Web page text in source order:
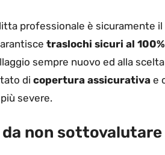
professionale è sicuramente
traslochi sicuri al
sempre nuovo ed alla
di copertura assicurativa e
più severe.
non sottovalutare